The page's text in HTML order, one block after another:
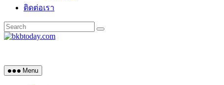
ติดต่อเรา
Menu